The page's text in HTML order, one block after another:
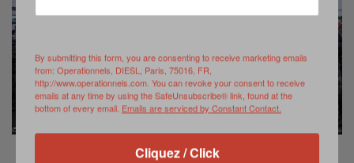
By submitting this form, you are consenting to receive marketing emails
from: Operationnels, DIESL, Paris, 75016, FR,
http://www.operationnels.com. You can revoke your consent to receive
emails at any time by using the SafeUnsubscribe® link, found at the
bottom of every email. Emails are serviced by Constant Contact.
Cliquez / Click